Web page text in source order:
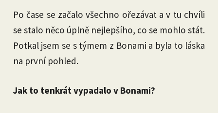
Po čase se začalo všechno ořezávat a v tu chvíli
se stalo něco úplně nejlepšího, co se mohlo stát.
Potkal jsem se s týmem z Bonami a byla to láska
na první pohled.
Jak to tenkrát vypadalo v Bonami?